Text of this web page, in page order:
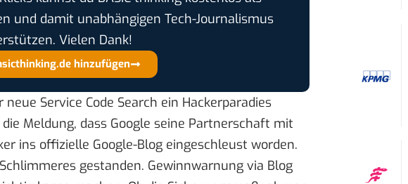
und damit unabhängigen Tech-Journalismus
Vielen Dank!
hinzufügen
neue Service Code Search ein Hackerparadies
Meldung, dass Google seine Partnerschaft mit
ins offizielle Google-Blog eingeschleust worden.
gestanden. Gewinnwarnung via Blog